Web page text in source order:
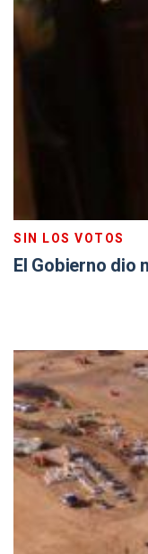
SIN LOS VOTOS
El Gobierno dio